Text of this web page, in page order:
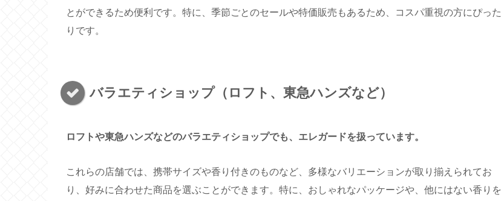
とができるため便利です。特に、季節ごとのセールや特価販売もあるため、コスパ重視の方にぴった
りです。
バラエティショップ（ロフト、東急ハンズなど）
ロフトや東急ハンズなどのバラエティショップでも、エレガードを扱っています。
これらの店舗では、携帯サイズや香り付きのものなど、多様なバリエーションが取り揃えられてお
り、好みに合わせた商品を選ぶことができます。特に、おしゃれなパッケージや、他にはない香りを